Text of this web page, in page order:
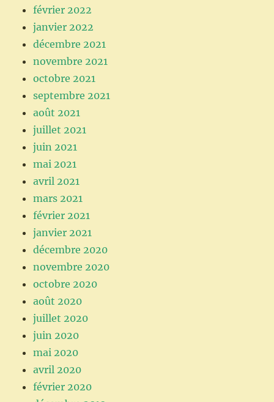
février 2022
janvier 2022
décembre 2021
novembre 2021
octobre 2021
septembre 2021
août 2021
juillet 2021
juin 2021
mai 2021
avril 2021
mars 2021
février 2021
janvier 2021
décembre 2020
novembre 2020
octobre 2020
août 2020
juillet 2020
juin 2020
mai 2020
avril 2020
février 2020